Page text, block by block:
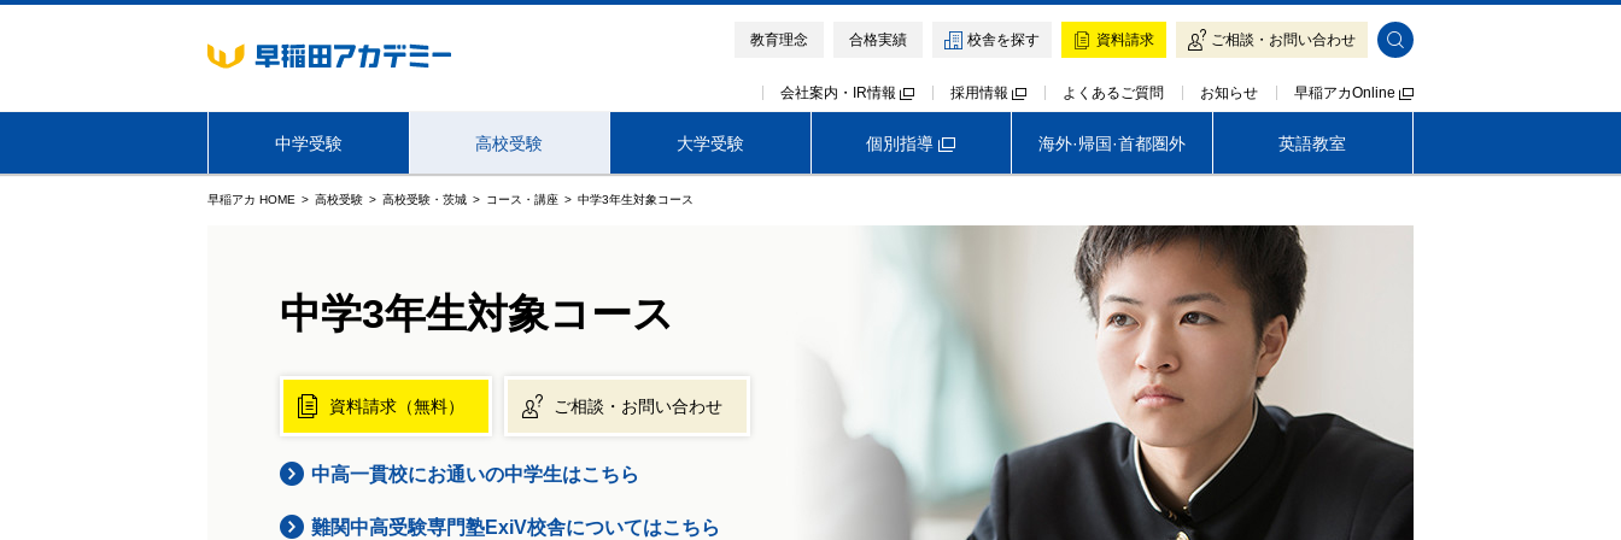
教育理念 合格実績 校舎を探す 資料請求 ご相談・お問い合わせ
会社案内・IR情報 採用情報 よくあるご質問 お知らせ 早稲アカOnline
中学受験 高校受験
千葉 茨城
大学受験 個別指導 海外·帰国·首都圏外 英語教室
早稲アカ HOME 高校受験 高校受験・茨城 コース・講座 中学3年生対象コース
中学3年生対象コース
資料請求（無料） ご相談・お問い合わせ
中高一貫校にお通いの中学生はこちら
難関中高受験専門塾ExiV校舎についてはこちら